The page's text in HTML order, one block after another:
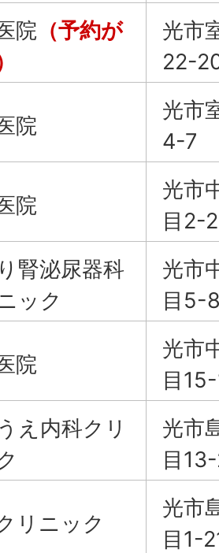
院 （予約が
光市
22-
院
光市
4-7
院
光市
目2-
腎泌尿器科
ック
光市
目5-
院
光市
目
え内科クリ
光市
目
リニック
光市
目1-